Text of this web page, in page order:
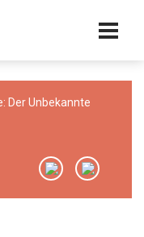
Der Unbekannte